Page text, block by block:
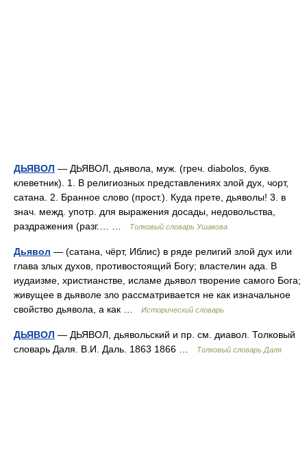
ДЬЯВОЛ — ДЬЯВОЛ, дьявола, муж. (греч. diabolos, букв.
клеветник). 1. В религиозных представлениях злой дух, чорт,
сатана. 2. Бранное слово (прост.). Куда прете, дьяволы! 3. в
знач. межд. употр. для выражения досады, недовольства,
раздражения (разг.… …
Толковый словарь Ушакова
Дьявол — (сатана, чёрт, Иблис) в ряде религий злой дух или
глава злых духов, противостоящий Богу; властелин ада. В
иудаизме, христианстве, исламе дьявол творение самого Бога;
живущее в дьяволе зло рассматривается не как изначальное
свойство дьявола, а как …
Исторический словарь
ДЬЯВОЛ — ДЬЯВОЛ, дьявольский и пр. см. диавол. Толковый
словарь Даля. В.И. Даль. 1863 1866 …
Толковый словарь Даля